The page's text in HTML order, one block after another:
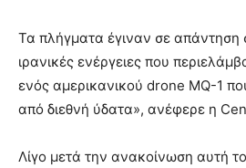
Τα πλήγματα έγιναν σε απάντηση
ιρανικές ενέργειες που
ενός αμερικανικού drone MQ-1
από διεθνή ύδατα», ανέφερε η
Λίγο μετά την ανακοίνωση αυτή